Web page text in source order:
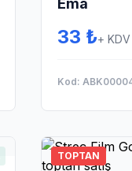
Ema
33 ₺+ KDV
Kod:
TOPTAN